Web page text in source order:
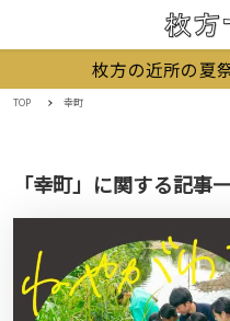
枚方の近所の夏
TOP 幸町
「幸町」に関する記事